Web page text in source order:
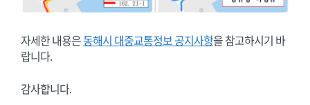
자세한 내용은동해시 대중교통정보 공지사항을 참고하시기 바
랍니다.
감사합니다.